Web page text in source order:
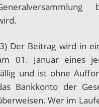
Der Beitrag wird in
01. Januar eines
und ist ohne
Bankkonto der
Wer im